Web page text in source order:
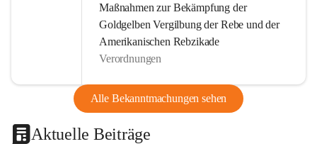
Maßnahmen zur Bekämpfung der
Goldgelben Vergilbung der Rebe und der
Amerikanischen Rebzikade
Verordnungen
Alle Bekanntmachungen sehen
Aktuelle Beiträge